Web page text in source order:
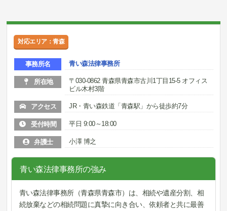
対応エリア：青森
事務所名 青い森法律事務所
所在地
〒030-0862 青森県青森市古川1丁目15-5 オフィス
ビル木村3階
アクセス JR・青い森鉄道「青森駅」から徒歩約7分
受付時間 平日 9:00～18:00
弁護士 小澤 博之
青い森法律事務所の強み
青い森法律事務所（青森県青森市）は、相続や遺産分割、相
続放棄などの相続問題に真摯に向き合い、依頼者と共に最善